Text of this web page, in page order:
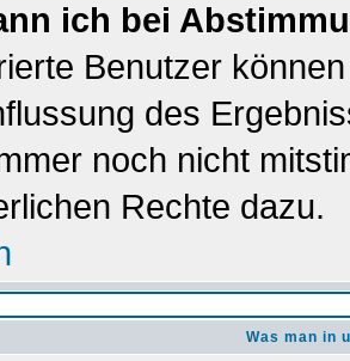
ich bei
Benutzer
des
noch nicht
Rechte dazu.
Was man in